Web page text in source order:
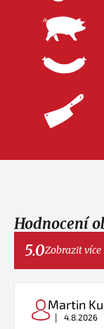
Hodnocení
5.0Zobrazit více
Martin
| 4.8.2026